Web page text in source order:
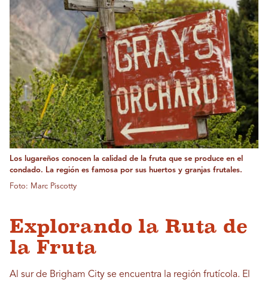
Los lugareños conocen la calidad de la fruta que se produce en el
condado. La región es famosa por sus huertos y granjas frutales.
Foto: Marc Piscotty
Explorando la Ruta de
la Fruta
Al sur de Brigham City se encuentra la región frutícola. El